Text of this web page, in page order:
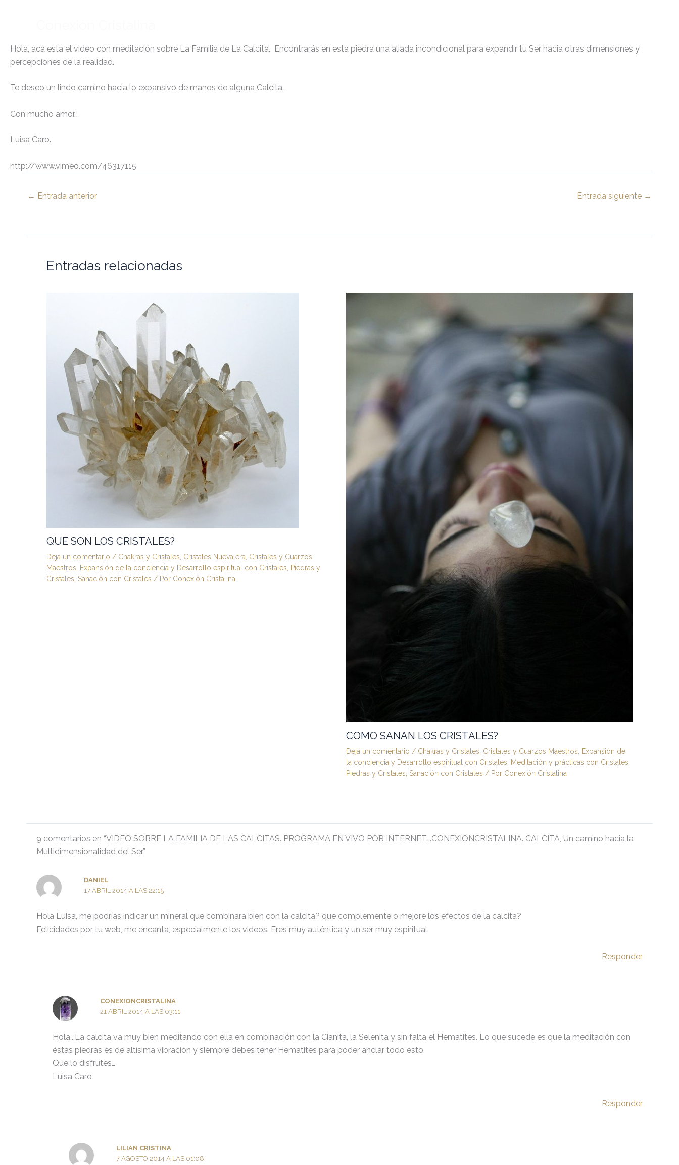
Hola, acá esta el video con meditación sobre La Familia de La Calcita. Encontrarás en esta piedra una aliada incondicional para expandir tu Ser hacia otras dimensiones y
percepciones de la realidad.
Te deseo un lindo camino hacia lo expansivo de manos de alguna Calcita.
Con mucho amor…
Luisa Caro.
http://www.vimeo.com/46317115
← Entrada anterior Entrada siguiente →
Entradas relacionadas
QUE SON LOS CRISTALES?
Deja un comentario / Chakras y Cristales Cristales Nueva era Cristales y Cuarzos
Maestros
Expansión de la conciencia y Desarrollo espiritual con Cristales
Piedras y
Cristales Sanación con Cristales / Por Conexión Cristalina
COMO SANAN LOS CRISTALES?
Deja un comentario / Chakras y Cristales, Cristales y Cuarzos Maestros, Expansión de
la conciencia y Desarrollo espiritual con Cristales, Meditación y prácticas con Cristales,
Piedras y Cristales, Sanación con Cristales / Por Conexión Cristalina
9 comentarios en “VIDEO SOBRE LA FAMILIA DE LAS CALCITAS. PROGRAMA EN VIVO POR INTERNET….CONEXIONCRISTALINA. CALCITA, Un camino hacia la
Multidimensionalidad del Ser.”
DANIEL
17 ABRIL 2014 A LAS 22:15
Hola Luisa, me podrías indicar un mineral que combinara bien con la calcita? que complemente o mejore los efectos de la calcita?
Felicidades por tu web, me encanta, especialmente los videos. Eres muy auténtica y un ser muy espiritual.
Responder
CONEXIONCRISTALINA
21 ABRIL 2014 A LAS 03:11
Hola..;La calcita va muy bien meditando con ella en combinación con la Cianita, la Selenita y sin falta el Hematites. Lo que sucede es que la meditación con
éstas piedras es de altísima vibración y siempre debes tener Hematites para poder anclar todo esto.
Que lo disfrutes…
Luisa Caro
Responder
LILIAN CRISTINA
7 AGOSTO 2014 A LAS 01:08